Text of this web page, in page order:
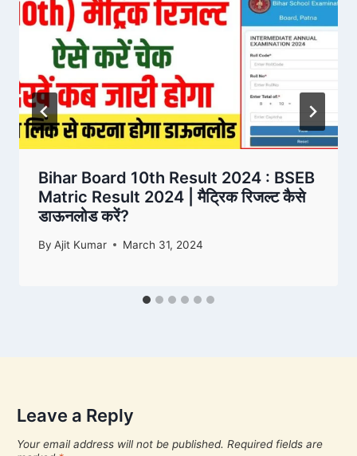
Bihar Board 10th Result 2024 : BSEB
Matric Result 2024 | मैट्रिक रिजल्ट कैसे
डाऊनलोड करें?
By Ajit Kumar March 31, 2024
Leave a Reply
Your email address will not be published. Required fields are